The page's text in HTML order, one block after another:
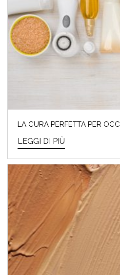
LA CURA PERFETTA PER
LEGGI DI PIÙ